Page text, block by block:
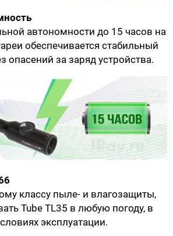
автономности до 15 часов на
обеспечивается стабильный
опасений за заряд устройства.
классу пыле- и влагозащиты,
Tube TL35 в любую погоду, в
эксплуатации.